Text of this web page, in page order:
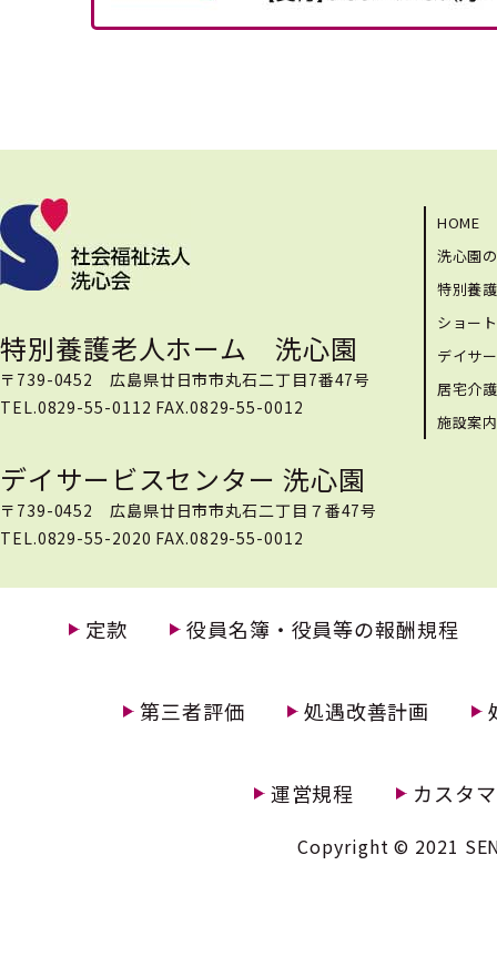
特別養護老人ホーム 洗心園
〒739-0452 広島県廿日市市丸石二丁目7番47号
TEL.0829-55-0112 FAX.0829-55-0012
デイサービスセンター 洗心園
〒739-0452 広島県廿日市市丸石二丁目７番47号
TEL.0829-55-2020 FAX.0829-55-0012
HOME
洗心園
特別養
ショー
デイサ
居宅介
施設案
定款 役員名簿・役員等の報酬規程
第三者評価 処遇改善計画
運営規程 カスタ
Copyright © 2021